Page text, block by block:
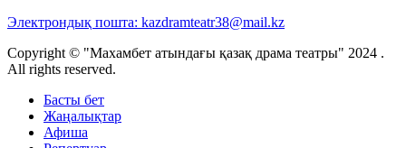
Электрондық пошта: kazdramteatr38@mail.kz
Copyright © "Махамбет атындағы қазақ драма театры" 2024 .
All rights reserved.
Басты бет
Жаңалықтар
Афиша